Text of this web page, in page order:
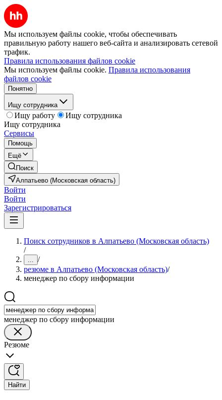
Мы используем файлы cookie, чтобы обеспечивать
правильную работу нашего веб-сайта и анализировать сетевой
трафик.
Правила использования файлов cookie
Мы используем файлы cookie. Правила использования
файлов cookie
Понятно
Ищу сотрудника
Ищу работу
Ищу сотрудника
Ищу сотрудника
Сервисы
Помощь
Ещё
Поиск
Алпатьево (Московская область)
Войти
Войти
Зарегистрироваться
Поиск сотрудников в Алпатьево (Московская область)
/
... /
резюме в Алпатьево (Московская область)/
менеджер по сбору информации
менеджер по сбору информации
Резюме
Найти